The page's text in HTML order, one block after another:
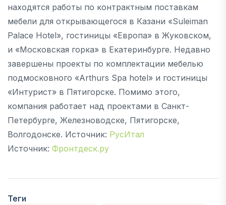
находятся работы по контрактным поставкам
мебели для открывающегося в Казани «Suleiman
Palace Hotel», гостиницы «Европа» в Жуковском,
и «Московская горка» в Екатеринбурге. Недавно
завершены проекты по комплектации мебелью
подмосковного «Arthurs Spa hotel» и гостиницы
«Интурист» в Пятигорске. Помимо этого,
компания работает над проектами в Санкт-
Петербурге, Железноводске, Пятигорске,
Волгодонске. Источник: РусИтал
Источник: Фронтдеск.ру
Теги